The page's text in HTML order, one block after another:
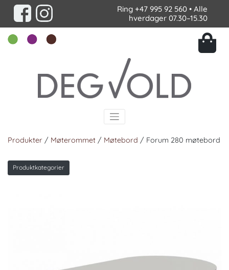
Ring +47 995 92 560 • Alle
hverdager 07.30–15.30
Produkter / Møterommet / Møtebord / Forum 280 møtebord
Produktkategorier